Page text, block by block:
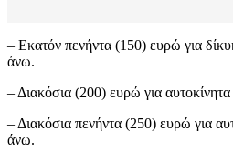
– Εκατόν πενήντα (150) ευρώ για
άνω.
– Διακόσια (200) ευρώ για
– Διακόσια πενήντα (250) ευρώ για
άνω.